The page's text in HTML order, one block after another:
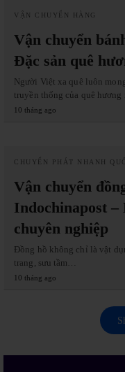
VẬN CHUYỂN HÀNG
Vận chuyển
Đặc sản quê
Người Việt xa quê luôn
truyền thống của quê
10 tháng ago
CHUYỂN PHÁT NHANH
Vận chuyển
Indochinapost –
chuyên nghiệp
Đồng hồ không chỉ là vật
trang, sưu tầm…
10 tháng ago